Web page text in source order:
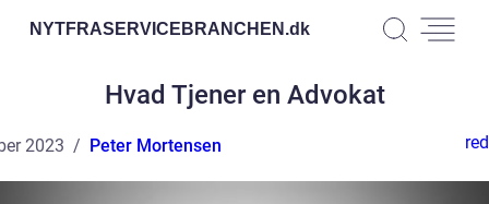
NYTFRASERVICEBRANCHEN.dk
Hvad Tjener en Advokat
2023 Peter Mortensen